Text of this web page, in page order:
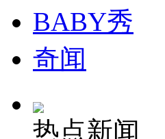
司机酒驾遇交警 急速倒车逃
BABY秀
奇闻
热点新闻